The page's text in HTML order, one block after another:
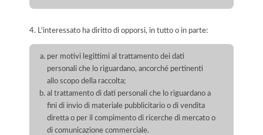
4. L'interessato ha diritto di opporsi, in tutto o in parte:
per motivi legittimi al trattamento dei dati
personali che lo riguardano, ancorché pertinenti
allo scopo della raccolta;
al trattamento di dati personali che lo riguardano a
fini di invio di materiale pubblicitario o di vendita
diretta o per il compimento di ricerche di mercato o
di comunicazione commerciale.